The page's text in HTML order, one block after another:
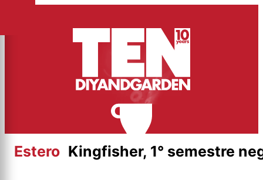
contenuto
Estero Kingfisher, 1° semestre